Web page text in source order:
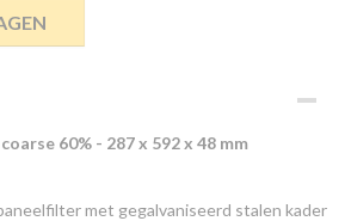
60% - 287 x 592 x 48 mm
met gegalvaniseerd stalen kader